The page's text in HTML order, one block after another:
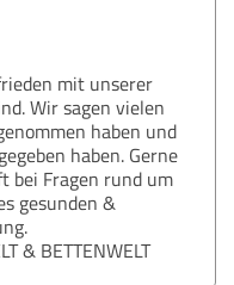
mit unserer
Wir sagen vielen
haben und
haben. Gerne
bei Fragen rund um
gesunden &
& BETTENWELT